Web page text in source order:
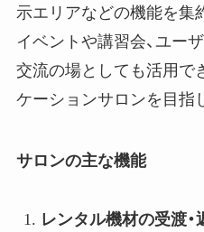
示エリアなどの機能を集
イベントや講習会、ユー
交流の場としても活用で
ケーションサロンを目指
サロンの主な機能
レンタル機材の受渡・